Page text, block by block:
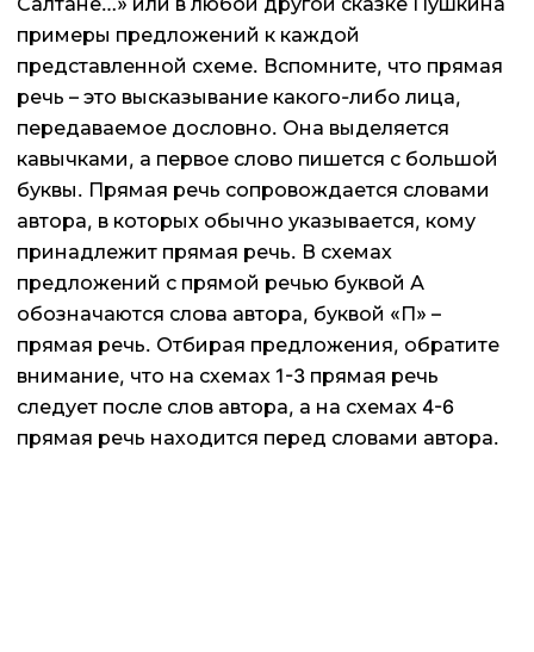
примеры предложений к каждой
представленной схеме. Вспомните, что прямая
речь – это высказывание какого-либо лица,
передаваемое дословно. Она выделяется
кавычками, а первое слово пишется с большой
буквы. Прямая речь сопровождается словами
автора, в которых обычно указывается, кому
принадлежит прямая речь. В схемах
предложений с прямой речью буквой А
обозначаются слова автора, буквой «П» –
прямая речь. Отбирая предложения, обратите
внимание, что на схемах 1-3 прямая речь
следует после слов автора, а на схемах 4-6
прямая речь находится перед словами автора.